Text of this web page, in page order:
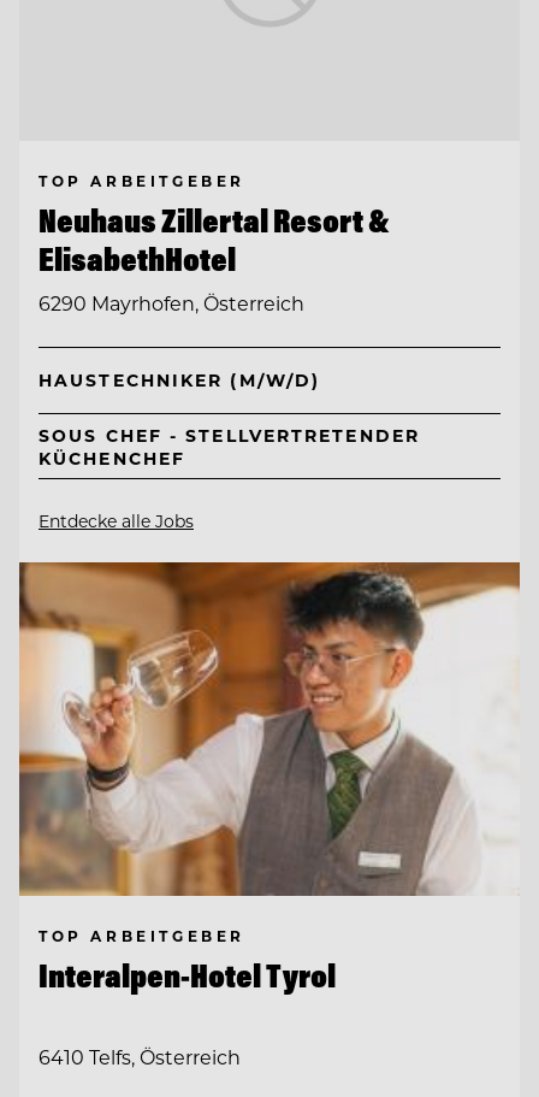
TOP ARBEITGEBER
Neuhaus Zillertal Resort &
ElisabethHotel
6290 Mayrhofen, Österreich
HAUSTECHNIKER (M/W/D)
SOUS CHEF - STELLVERTRETENDER
KÜCHENCHEF
Entdecke alle Jobs
TOP ARBEITGEBER
Interalpen-Hotel Tyrol
6410 Telfs, Österreich